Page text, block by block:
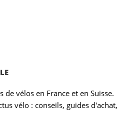
de vélos en France et en Suisse.
vélo : conseils, guides d'achat,